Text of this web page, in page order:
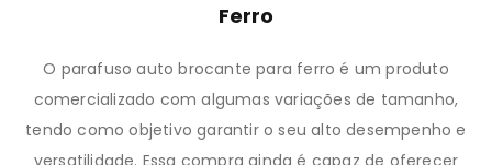
Ferro
O parafuso auto brocante para ferro é um produto
comercializado com algumas variações de tamanho,
tendo como objetivo garantir o seu alto desempenho e
versatilidade. Essa compra ainda é capaz de oferecer